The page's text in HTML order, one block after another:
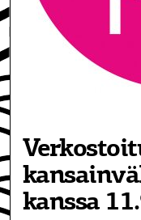
kanssa